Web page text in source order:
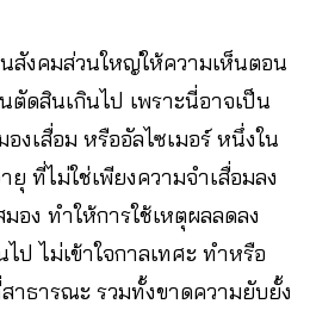
สังคมส่วนใหญ่ให้ความเห็นตอน
ตัดสินเกินไป เพราะนี่อาจเป็น
งเสื่อม หรืออัลไซเมอร์ หนึ่งใน
ที่ไม่ใช่เพียงความจำเสื่อมลง
อง ทำให้การใช้เหตุผลลดลง
ป ไม่เข้าใจกาลเทศะ ทำหรือ
าธารณะ รวมทั้งขาดความยับยั้ง